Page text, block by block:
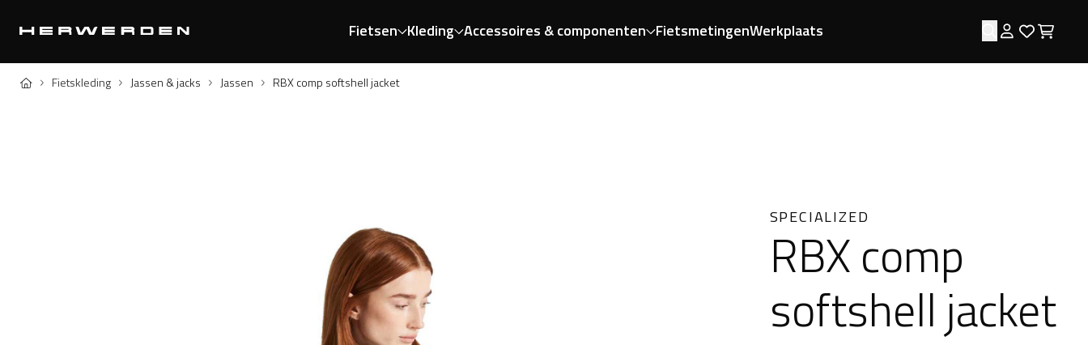
Fietsen Kleding Accessoires & componenten FietsmetingenWerkplaats Zoeken
Log in
Home Fietskleding Jassen & jacks Jassen RBX comp softshell jacket
SPECIALIZED
RBX comp
softshell jacket